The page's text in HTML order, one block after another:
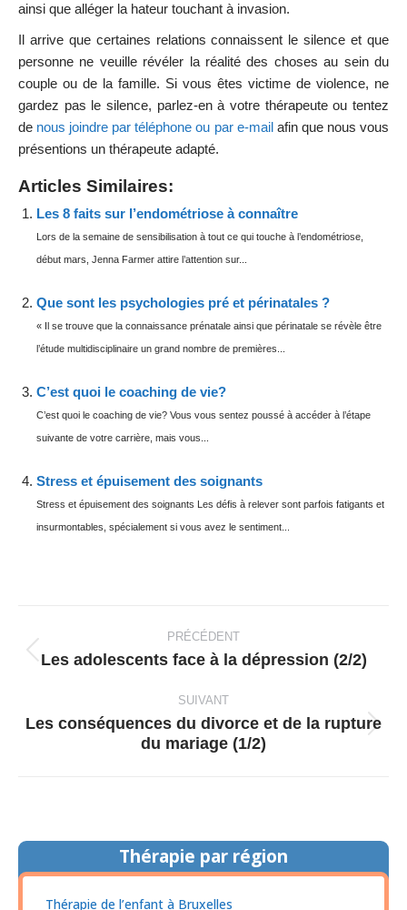
ainsi que alléger la hateur touchant à invasion.
Il arrive que certaines relations connaissent le silence et que
personne ne veuille révéler la réalité des choses au sein du
couple ou de la famille. Si vous êtes victime de violence, ne
gardez pas le silence, parlez-en à votre thérapeute ou tentez
de nous joindre par téléphone ou par e-mailafin que nous vous
présentions un thérapeute adapté.
Articles Similaires:
Les 8 faits sur l’endométriose à connaître
Lors de la semaine de sensibilisation à tout ce qui touche à l’endométriose,
début mars, Jenna Farmer attire l’attention sur...
Que sont les psychologies pré et périnatales ?
« Il se trouve que la connaissance prénatale ainsi que périnatale se révèle être
l’étude multidisciplinaire un grand nombre de premières...
C’est quoi le coaching de vie?
C’est quoi le coaching de vie? Vous vous sentez poussé à accéder à l’étape
suivante de votre carrière, mais vous...
Stress et épuisement des soignants
Stress et épuisement des soignants Les défis à relever sont parfois fatigants et
insurmontables, spécialement si vous avez le sentiment...
article
PRÉCÉDENT
Article
:
Les adolescents face à la dépression (2/2)
SUIVANT
Article
suivant
Les conséquences du divorce et de la rupture
du mariage (1/2)
Thérapie par région
Thérapie de l’enfant à Bruxelles